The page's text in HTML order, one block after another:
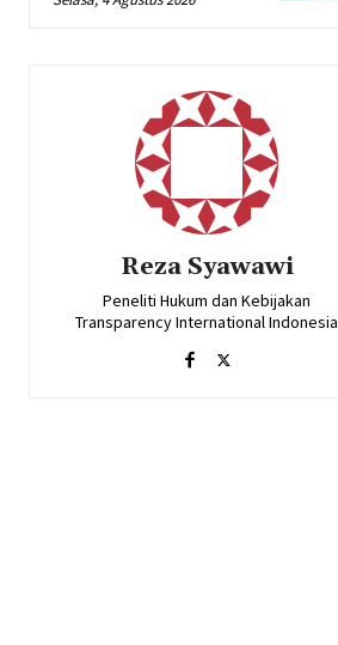
Reza Syawawi
Peneliti Hukum dan Kebijakan
Transparency International Indonesia